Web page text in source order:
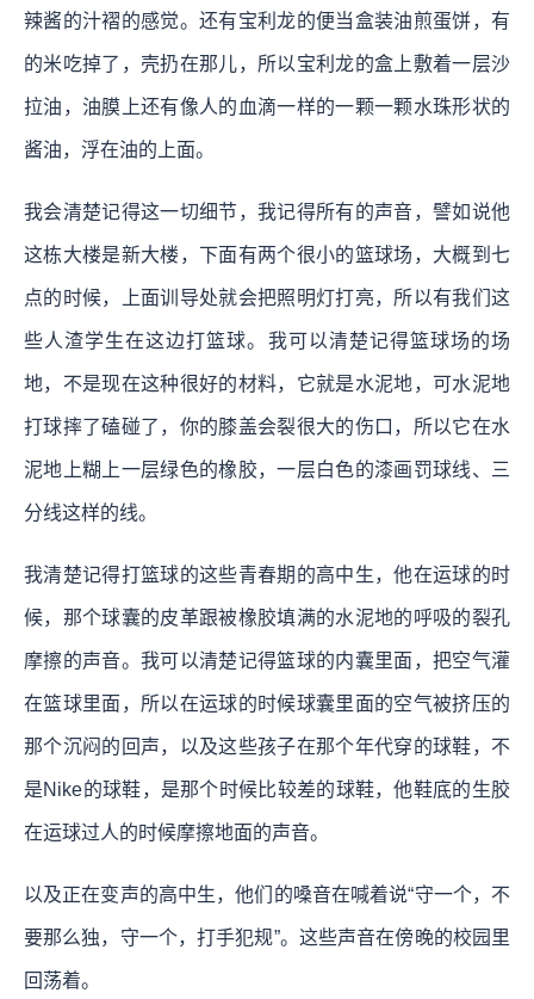
辣酱的汁褶的感觉。还有宝利龙的便当盒装油煎蛋饼，有
的米吃掉了，壳扔在那儿，所以宝利龙的盒上敷着一层沙
拉油，油膜上还有像人的血滴一样的一颗一颗水珠形状的
酱油，浮在油的上面。
我会清楚记得这一切细节，我记得所有的声音，譬如说他
这栋大楼是新大楼，下面有两个很小的篮球场，大概到七
点的时候，上面训导处就会把照明灯打亮，所以有我们这
些人渣学生在这边打篮球。我可以清楚记得篮球场的场
地，不是现在这种很好的材料，它就是水泥地，可水泥地
打球摔了磕碰了，你的膝盖会裂很大的伤口，所以它在水
泥地上糊上一层绿色的橡胶，一层白色的漆画罚球线、三
分线这样的线。
我清楚记得打篮球的这些青春期的高中生，他在运球的时
候，那个球囊的皮革跟被橡胶填满的水泥地的呼吸的裂孔
摩擦的声音。我可以清楚记得篮球的内囊里面，把空气灌
在篮球里面，所以在运球的时候球囊里面的空气被挤压的
那个沉闷的回声，以及这些孩子在那个年代穿的球鞋，不
是Nike的球鞋，是那个时候比较差的球鞋，他鞋底的生胶
在运球过人的时候摩擦地面的声音。
以及正在变声的高中生，他们的嗓音在喊着说“守一个，不
要那么独，守一个，打手犯规”。这些声音在傍晚的校园里
回荡着。